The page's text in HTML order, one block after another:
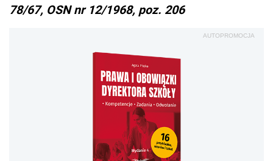
78/67, OSN nr 12/1968, poz. 206
AUTOPROMOCJA